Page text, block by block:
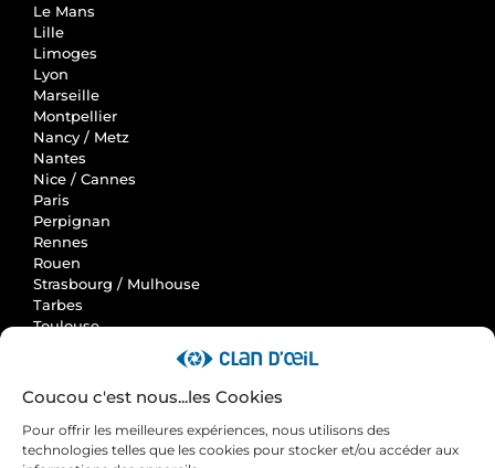
Coucou c'est nous...les Cookies
Pour offrir les meilleures expériences, nous utilisons des
technologies telles que les cookies pour stocker et/ou accéder aux
Le Mans
Lille
Limoges
Lyon
Marseille
Montpellier
Nancy / Metz
Nantes
Nice / Cannes
Paris
Perpignan
Rennes
Rouen
Strasbourg / Mulhouse
Tarbes
Toulouse
Actus
Avis et cas clients